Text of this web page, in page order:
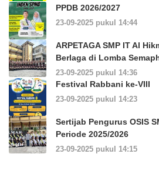
PPDB 2026/2027
23-09-2025 pukul 14:44
ARPETAGA SMP IT Al
Berlaga di Lomba
23-09-2025 pukul 14:36
Festival Rabbani ke-VIII
23-09-2025 pukul 14:23
Sertijab Pengurus OSIS
Periode 2025/2026
23-09-2025 pukul 14:15